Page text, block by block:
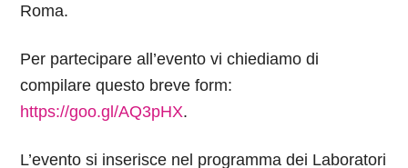
Roma.
Per partecipare all’evento vi chiediamo di
compilare questo breve form:
https://goo.gl/AQ3pHX.
L’evento si inserisce nel programma dei Laboratori